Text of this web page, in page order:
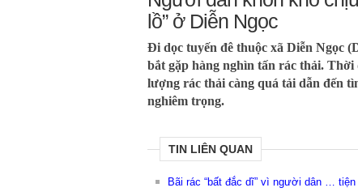
lồ” ở Diễn Ngọc
Đi dọc tuyến đê thuộc xã Diễn Ngọc
bắt gặp hàng nghìn tấn rác thải. Thời
lượng rác thải càng quá tải dẫn đến
nghiêm trọng.
TIN LIÊN QUAN
Bãi rác “bất đắc dĩ” vì người dân … tiện